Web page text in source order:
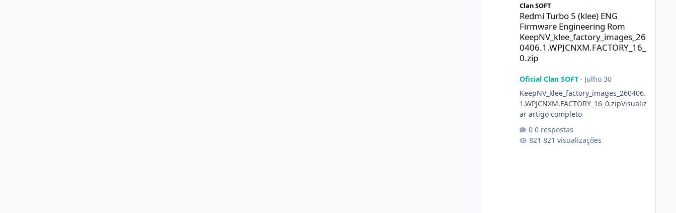
Clan SOFT
Redmi Turbo 5 (klee) ENG
Firmware Engineering Rom
KeepNV_klee_factory_images_26
0406.1.WPJCNXM.FACTORY_16_
0.zip
Oficial Clan SOFT· Julho 30
KeepNV_klee_factory_images_260406.
1.WPJCNXM.FACTORY_16_0.zipVisualiz
ar artigo completo
0 respostas
821 visualizações